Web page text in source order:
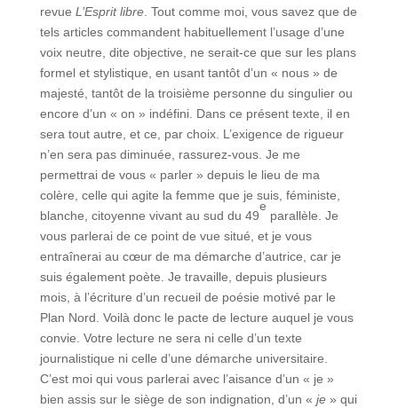
revue L’Esprit libre. Tout comme moi, vous savez que de
tels articles commandent habituellement l’usage d’une
voix neutre, dite objective, ne serait-ce que sur les plans
formel et stylistique, en usant tantôt d’un « nous » de
majesté, tantôt de la troisième personne du singulier ou
encore d’un « on » indéfini. Dans ce présent texte, il en
sera tout autre, et ce, par choix. L’exigence de rigueur
n’en sera pas diminuée, rassurez-vous. Je me
permettrai de vous « parler » depuis le lieu de ma
colère, celle qui agite la femme que je suis, féministe,
blanche, citoyenne vivant au sud du 49
e
parallèle. Je
vous parlerai de ce point de vue situé, et je vous
entraînerai au cœur de ma démarche d’autrice, car je
suis également poète. Je travaille, depuis plusieurs
mois, à l’écriture d’un recueil de poésie motivé par le
Plan Nord. Voilà donc le pacte de lecture auquel je vous
convie. Votre lecture ne sera ni celle d’un texte
journalistique ni celle d’une démarche universitaire.
C’est moi qui vous parlerai avec l’aisance d’un « je »
bien assis sur le siège de son indignation, d’un « je » qui